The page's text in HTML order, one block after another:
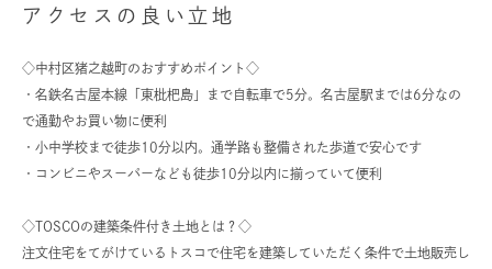
アクセスの良い立地
◇中村区猪之越町のおすすめポイント◇
・名鉄名古屋本線「東枇杷島」まで自転車で5分。名古屋駅までは6分なの
で通勤やお買い物に便利
・小中学校まで徒歩10分以内。通学路も整備された歩道で安心です
・コンビニやスーパーなども徒歩10分以内に揃っていて便利
◇TOSCOの建築条件付き土地とは？◇
注文住宅をてがけているトスコで住宅を建築していただく条件で土地販売し